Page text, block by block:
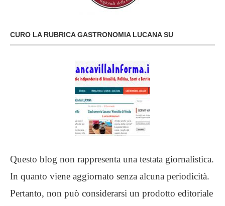
CURO LA RUBRICA GASTRONOMIA LUCANA SU
Questo blog non rappresenta una testata giornalistica.
In quanto viene aggiornato senza alcuna periodicità.
Pertanto, non può considerarsi un prodotto editoriale